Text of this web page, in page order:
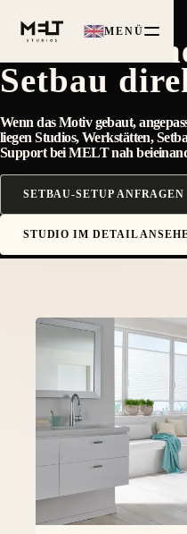
MENÜ
STUDIO MIT SETBAU
Setbau
Wenn das Motiv gebaut,
liegen Studios, Werkstätten,
Support bei MELT nah
SETBAU-SETUP ANFRAGEN
STUDIO IM DETAIL